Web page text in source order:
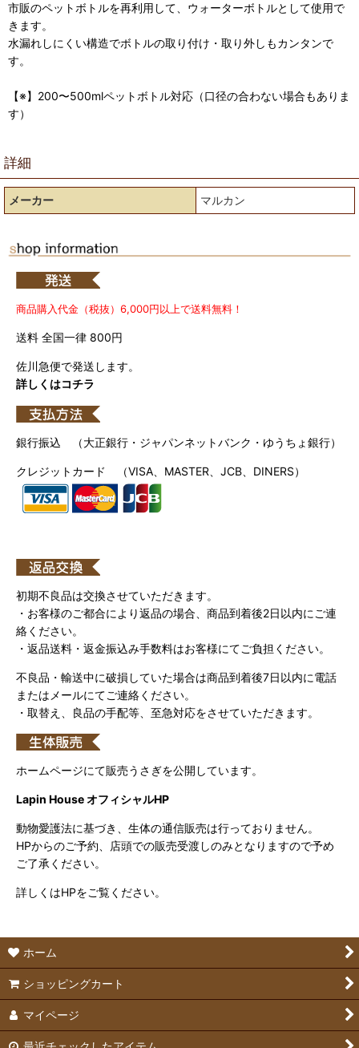
市販のペットボトルを再利用して、ウォーターボトルとして使用で
きます。
水漏れしにくい構造でボトルの取り付け・取り外しもカンタンで
す。
【※】200〜500mlペットボトル対応（口径の合わない場合もありま
す）
詳細
メーカー マルカン
商品購入代金（税抜）6,000円以上で送料無料！
送料 全国一律 800円
佐川急便で発送します。
詳しくはコチラ
銀行振込 （大正銀行・ジャパンネットバンク・ゆうちょ銀行）
クレジットカード （VISA、MASTER、JCB、DINERS）
初期不良品は交換させていただきます。
・お客様のご都合により返品の場合、商品到着後2日以内にご連
絡ください。
・返品送料・返金振込み手数料はお客様にてご負担ください。
不良品・輸送中に破損していた場合は商品到着後7日以内に電話
またはメールにてご連絡ください。
・取替え、良品の手配等、至急対応をさせていただきます。
ホームページにて販売うさぎを公開しています。
Lapin House オフィシャルHP
動物愛護法に基づき、生体の通信販売は行っておりません。
HPからのご予約、店頭での販売受渡しのみとなりますので予め
ご了承ください。
詳しくはHPをご覧ください。
ホーム
ショッピングカート
マイページ